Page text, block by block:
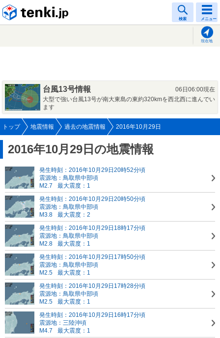
検索 メニュー
現在地
台風13号情報
06日06:00現在
大型で強い台風13号が南大東島の東約320kmを西北西に進んでい
ます
トップ 地震情報 過去の地震情報 2016年10月29日
2016年10月29日の地震情報
発生時刻：2016年10月29日20時52分頃
震源地：鳥取県中部頃
M2.7
最大震度：1
発生時刻：2016年10月29日20時50分頃
震源地：鳥取県中部頃
M3.8
最大震度：2
発生時刻：2016年10月29日18時17分頃
震源地：鳥取県中部頃
M2.8
最大震度：1
発生時刻：2016年10月29日17時50分頃
震源地：鳥取県中部頃
M2.5
最大震度：1
発生時刻：2016年10月29日17時28分頃
震源地：鳥取県中部頃
M2.5
最大震度：1
発生時刻：2016年10月29日16時17分頃
震源地：三陸沖頃
M4.7
最大震度：1